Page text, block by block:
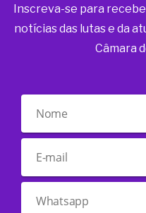
Inscreva-se para
notícias das lutas e da
Câmara